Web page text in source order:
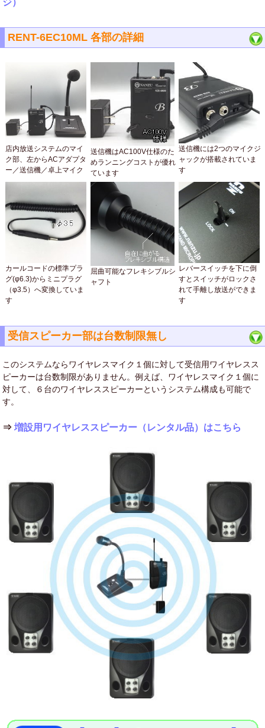
RENT-6EC10ML 各部の詳細
店内放送システムのマイ
ク部、左からACアダプタ
ー／送信機／卓上マイク
送信機はAC100V仕様のた
めランニングコストが優れ
ています
送信機には2つのマイクジ
ャックが搭載されていま
す
カールコードの標準プラ
グ(φ6.3)からミニプラグ
（φ3.5）へ変換していま
す
屈曲可能なフレキシブルシ
ャフト
レバースイッチを下に倒
すとスイッチがロックさ
れて手離し放送ができま
す
受信スピーカー部は台数制限無し
このシステムならワイヤレスマイク１個に対して受信用ワイヤレスス
ピーカーは台数制限がありません。例えば、ワイヤレスマイク１個に
対して、６台のワイヤレススピーカーというシステム構成も可能で
す。
⇒増設用ワイヤレススピーカー（レンタル品）はこちら